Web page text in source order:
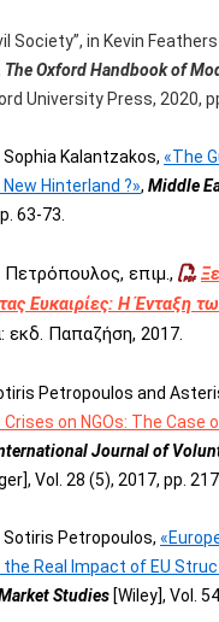
Society”, in Kevin
The Oxford Handbook of
University Press, 2020,
Kalantzakos, «Τhe
Hinterland ?», Middle
63-73.
Πετρόπουλος, επιμ.,
Ευκαιρίες: Η Ένταξη
εκδ. Παπαζήση, 2017.
Petropoulos and
on NGOs: The Case
Journal of
Vol. 28 (5), 2017, pp.
Petropoulos,
Real Impact of EU
Studies [Wiley], Vol.